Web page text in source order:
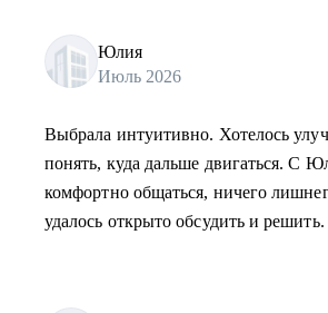
Юлия
Июль 2026
Выбрала интуитивно. Хотелось
понять, куда дальше двигаться. С
комфортно общаться, ничего
удалось открыто обсудить и решить.